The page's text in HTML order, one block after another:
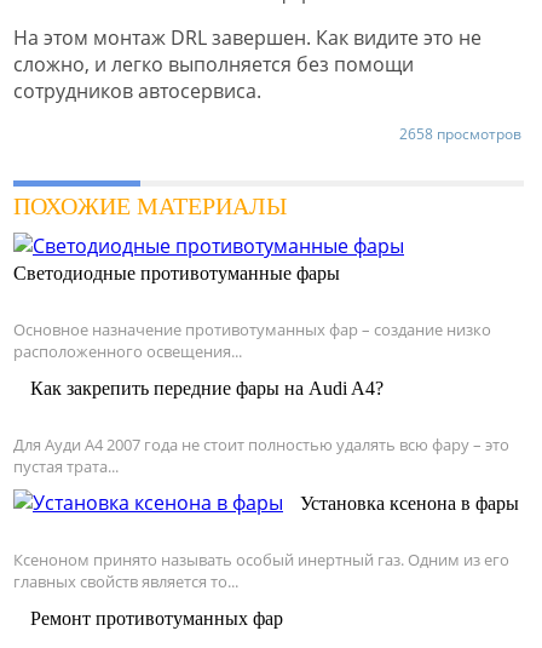
На этом монтаж DRL завершен. Как видите это не
сложно, и легко выполняется без помощи
сотрудников автосервиса.
2658 просмотров
ПОХОЖИЕ МАТЕРИАЛЫ
Светодиодные противотуманные фары
Основное назначение противотуманных фар – создание низко
расположенного освещения...
Как закрепить передние фары на Audi A4?
Для Ауди А4 2007 года не стоит полностью удалять всю фару – это
пустая трата...
Установка ксенона в фары
Ксеноном принято называть особый инертный газ. Одним из его
главных свойств является то...
Ремонт противотуманных фар